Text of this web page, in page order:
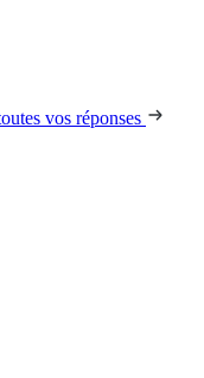
vos réponses